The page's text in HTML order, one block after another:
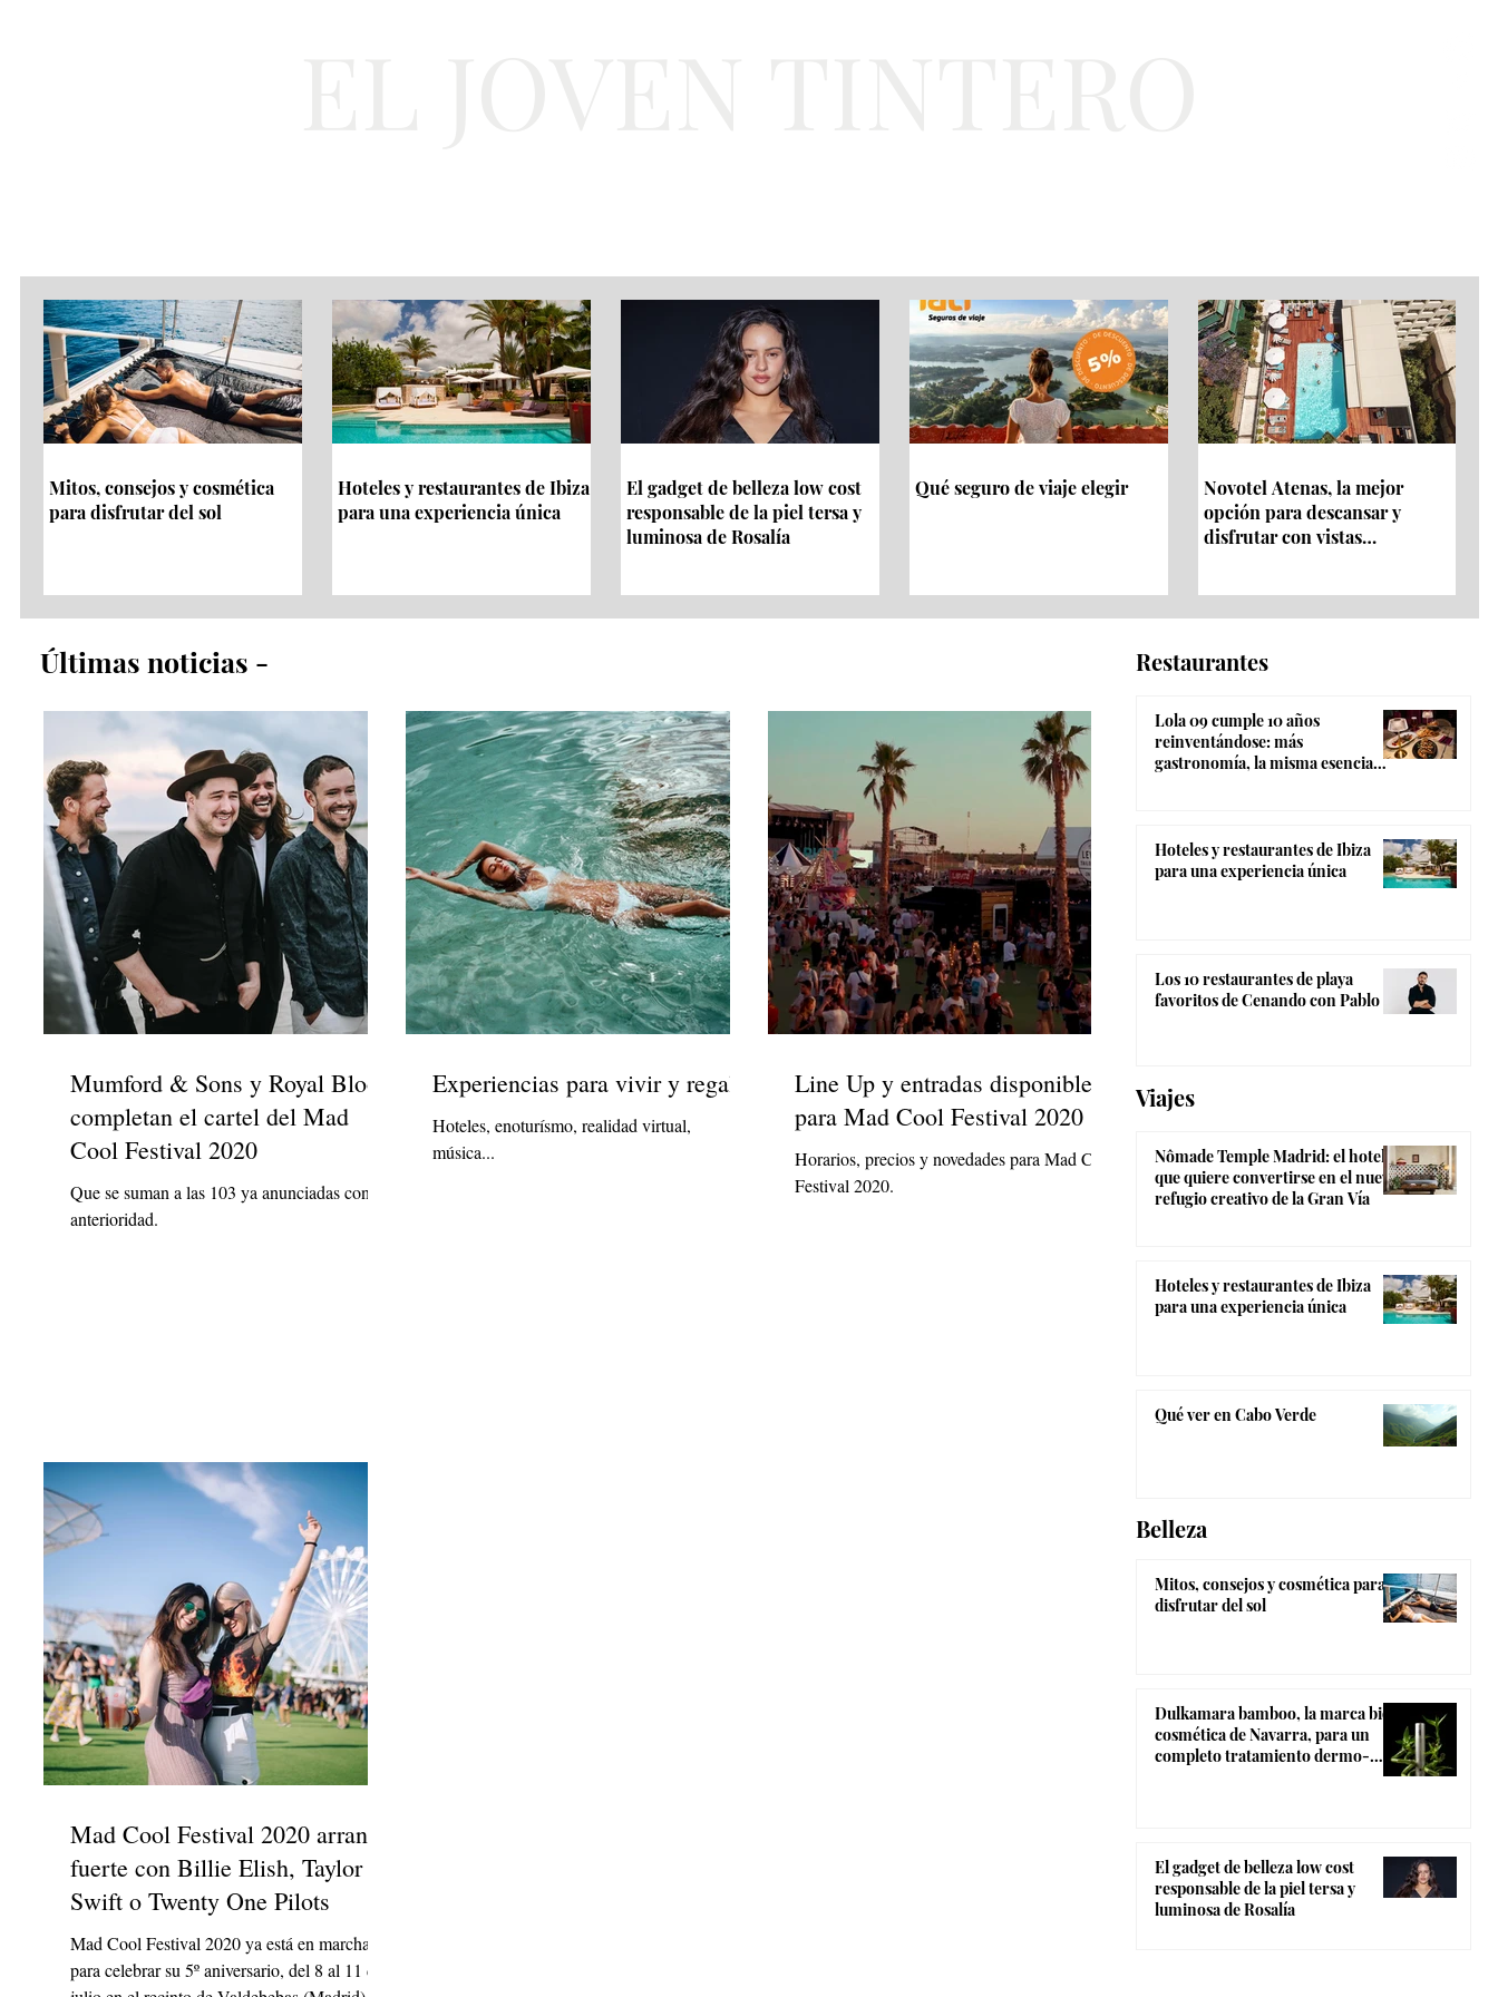
Mitos, consejos y cosmética
para disfrutar del sol
Hoteles y restaurantes de Ibiza
para una experiencia única
El gadget de belleza low cost
responsable de la piel tersa y
luminosa de Rosalía
Qué seguro de viaje elegir
Novotel Atenas, la mejor
opción para descansar y
disfrutar con vistas
​Últimas noticias​ -
Mumford & Sons y Royal Blood
completan el cartel del Mad
Cool Festival 2020
Que se suman a las 103 ya anunciadas con
anterioridad.
Experiencias para vivir y regalar
Hoteles, enoturísmo, realidad virtual,
música...
Line Up y entradas disponibles
para Mad Cool Festival 2020
Horarios, precios y novedades para Mad Cool
Festival 2020.
Mad Cool Festival 2020 arranca
fuerte con Billie Elish, Taylor
Swift o Twenty One Pilots
Mad Cool Festival 2020 ya está en marcha
para celebrar su 5º aniversario, del 8 al 11 de
Restaurantes
Lola 09 cumple 10 años
reinventándose: más
gastronomía, la misma esencia
Hoteles y restaurantes de Ibiza
para una experiencia única
Los 10 restaurantes de playa
favoritos de Cenando con Pablo
Viajes
Nômade Temple Madrid: el hotel
que quiere convertirse en el nuevo
refugio creativo de la Gran Vía
Hoteles y restaurantes de Ibiza
para una experiencia única
Qué ver en Cabo Verde
Belleza
Mitos, consejos y cosmética para
disfrutar del sol
Dulkamara bamboo, la marca bio-
cosmética de Navarra, para un
completo tratamiento dermo-
El gadget de belleza low cost
responsable de la piel tersa y
luminosa de Rosalía